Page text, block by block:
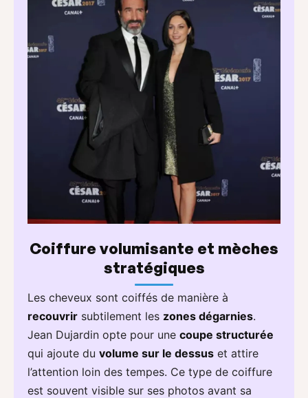
Coiffure volumisante et mèches
stratégiques
Les cheveux sont coiffés de manière à
recouvrir subtilement les zones dégarnies.
Jean Dujardin opte pour une coupe structurée
qui ajoute du volume sur le dessus et attire
l’attention loin des tempes. Ce type de coiffure
est souvent visible sur ses photos avant sa